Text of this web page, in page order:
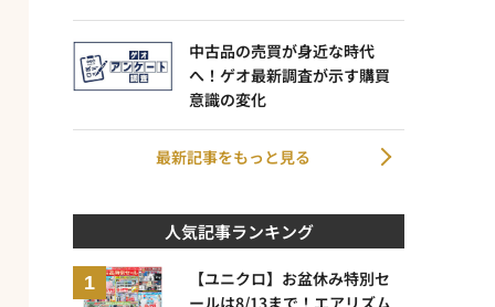
中古品の売買が身近な時代
へ！ゲオ最新調査が示す購買
意識の変化
最新記事をもっと見る
人気記事ランキング
【ユニクロ】お盆休み特別セ
ールは8/13まで！エアリズム